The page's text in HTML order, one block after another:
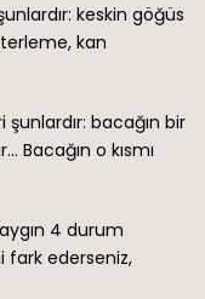
keskin göğüs
terleme, kan
şunlardır: bacağın bir
Bacağın o kısmı
4 durum
fark ederseniz,